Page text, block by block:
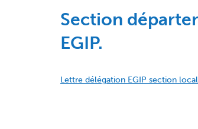
Section
EGIP.
Lettre délégation EGIP section